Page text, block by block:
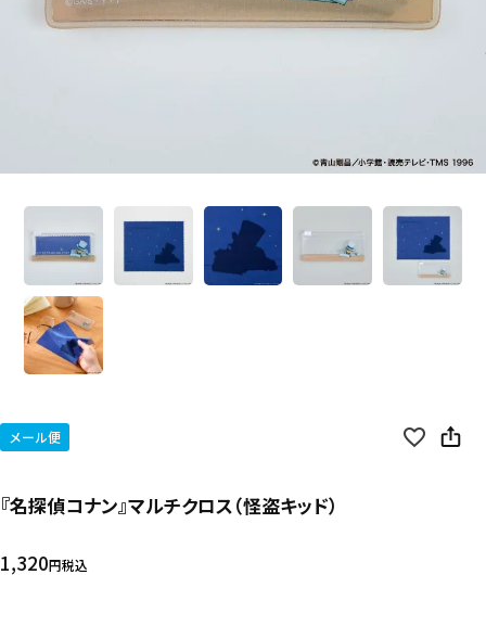
メール便
『名探偵コナン』マルチクロス（怪盗キッド）
1,320 税込